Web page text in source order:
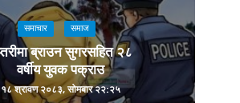
समाचार समाज
ब्राउन सुगरसहित २८
वर्षीय युवक पक्राउ
१८ श्रावण २०८३, सोमबार २२:२५